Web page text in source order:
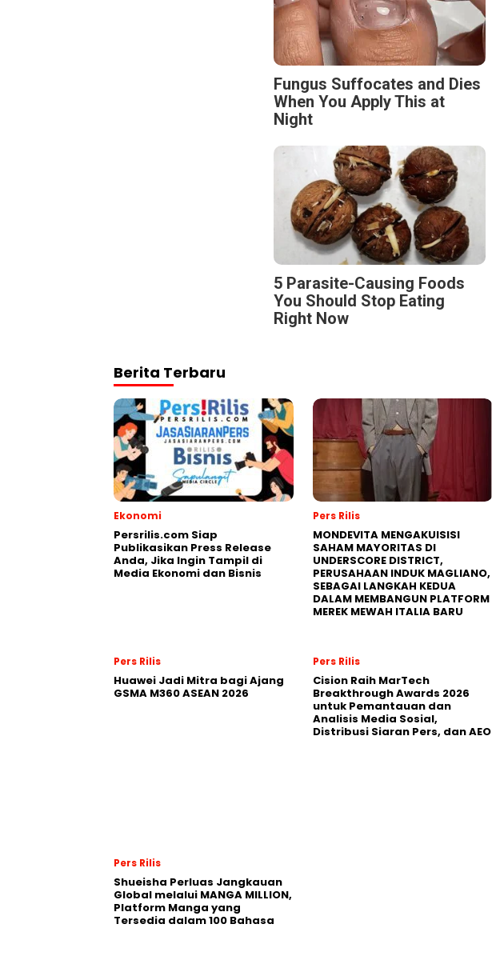
Fungus Suffocates and Dies
When You Apply This at
Night
5 Parasite-Causing Foods
You Should Stop Eating
Right Now
Berita Terbaru
Ekonomi
Persrilis.com Siap
Publikasikan Press Release
Anda, Jika Ingin Tampil di
Media Ekonomi dan Bisnis
Pers Rilis
MONDEVITA MENGAKUISISI
SAHAM MAYORITAS DI
UNDERSCORE DISTRICT,
PERUSAHAAN INDUK MAGLIANO,
SEBAGAI LANGKAH KEDUA
DALAM MEMBANGUN PLATFORM
MEREK MEWAH ITALIA BARU
Pers Rilis
Huawei Jadi Mitra bagi Ajang
GSMA M360 ASEAN 2026
Pers Rilis
Cision Raih MarTech
Breakthrough Awards 2026
untuk Pemantauan dan
Analisis Media Sosial,
Distribusi Siaran Pers, dan AEO
Pers Rilis
Shueisha Perluas Jangkauan
Global melalui MANGA MILLION,
Platform Manga yang
Tersedia dalam 100 Bahasa